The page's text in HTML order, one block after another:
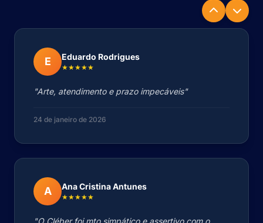
E Eduardo Rodrigues
★★★★★
"Arte, atendimento e prazo impecáveis"
24 de janeiro de 2026
A Ana Cristina Antunes
★★★★★
"O Cléber foi mto simpático e assertivo com o